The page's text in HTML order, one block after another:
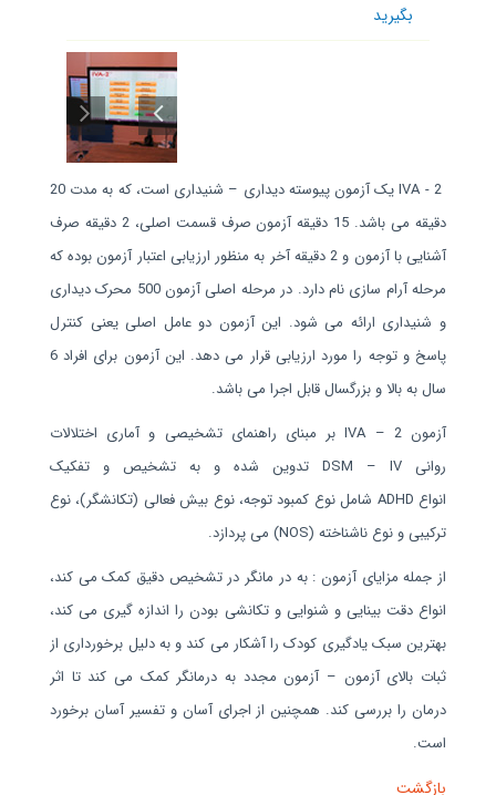
بگیرید
IVA - 2
یک آزمون پیوسته دیداری – شنیداری است، که به مدت 20
دقیقه می باشد. 15 دقیقه آزمون صرف قسمت اصلی، 2 دقیقه صرف
آشنایی با آزمون و 2 دقیقه آخر به منظور ارزیابی اعتبار آزمون بوده که
مرحله آرام سازی نام دارد. در مرحله اصلی آزمون 500 محرک دیداری
و شنیداری ارائه می شود. این آزمون دو عامل اصلی یعنی کنترل
پاسخ و توجه را مورد ارزیابی قرار می دهد. این آزمون برای افراد 6
سال به بالا و بزرگسال قابل اجرا می باشد.
آزمونIVA – 2بر مبنای راهنمای تشخیصی و آماری اختلالات
روانی DSM – IV تدوین شده و به تشخیص و تفکیک
انواع ADHD شامل نوع کمبود توجه، نوع بیش فعالی (تکانشگر)، نوع
ترکیبی و نوع ناشناخته (NOS) می پردازد.
از جمله مزایای آزمون : به در مانگر در تشخیص دقیق کمک می کند،
انواع دقت بینایی و شنوایی و تکانشی بودن را اندازه گیری می کند،
بهترین سبک یادگیری کودک را آشکار می کند و به دلیل برخورداری از
ثبات بالای آزمون – آزمون مجدد به درمانگر کمک می کند تا اثر
درمان را بررسی کند. همچنین از اجرای آسان و تفسیر آسان برخورد
است.
بازگشت